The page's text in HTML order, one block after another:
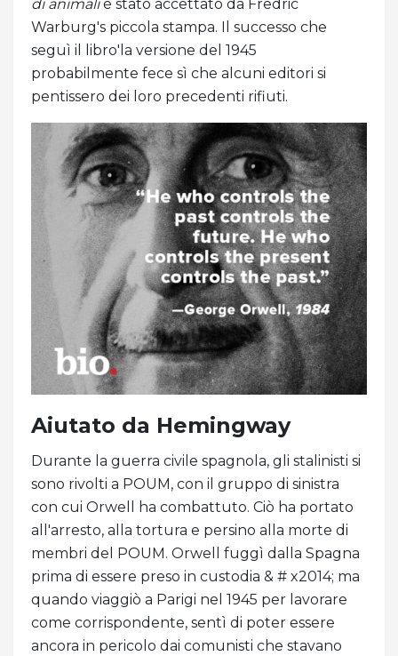
di animaliè stato accettato da Fredric
Warburg's piccola stampa. Il successo che
seguì il libro'la versione del 1945
probabilmente fece sì che alcuni editori si
pentissero dei loro precedenti rifiuti.
Aiutato da Hemingway
Durante la guerra civile spagnola, gli stalinisti si
sono rivolti a POUM, con il gruppo di sinistra
con cui Orwell ha combattuto. Ciò ha portato
all'arresto, alla tortura e persino alla morte di
membri del POUM. Orwell fuggì dalla Spagna
prima di essere preso in custodia & # x2014; ma
quando viaggiò a Parigi nel 1945 per lavorare
come corrispondente, sentì di poter essere
ancora in pericolo dai comunisti che stavano